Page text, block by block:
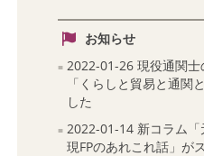
お知らせ
2022-01-26 現役通関士
「くらしと貿易と通関
した
2022-01-14 新コラム「
現FPのあれこれ話」が